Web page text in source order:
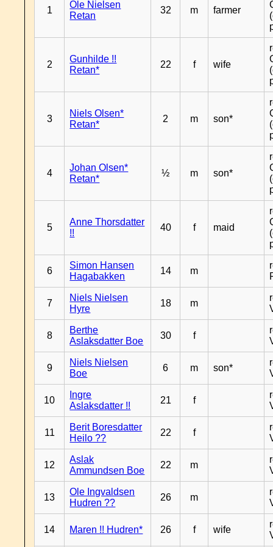
1
Ole Nielsen
Retan
32 m farmer
2
Gunhilde !!
Retan*
22 f wife
3
Niels Olsen*
Retan*
2 m son*
4
Johan Olsen*
Retan*
½ m son*
5
Anne Thorsdatter
!!
40 f maid
6
Simon Hansen
Hagabakken
14 m
7
Niels Nielsen
Hyre
18 m
8
Berthe
Aslaksdatter Boe
30 f
9
Niels Nielsen
Boe
6 m son*
10
Ingre
Aslaksdatter !!
21 f
11
Berit Boresdatter
Heilo ??
22 f
12
Aslak
Ammundsen Boe
22 m
13
Ole Ingvaldsen
Hudren ??
26 m
14 Maren !! Hudren* 26 f wife